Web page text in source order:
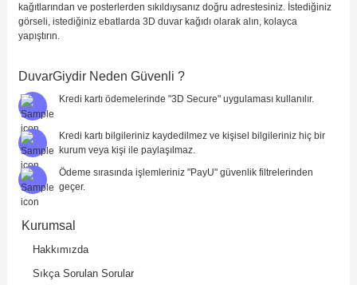
kağıtlarından ve posterlerden sıkıldıysanız doğru adrestesiniz. İstediğiniz
görseli, istediğiniz ebatlarda 3D duvar kağıdı olarak alın, kolayca
yapıştırın.
DuvarGiydir Neden Güvenli ?
Kredi kartı ödemelerinde "3D Secure" uygulaması kullanılır.
Kredi kartı bilgileriniz kaydedilmez ve kişisel bilgileriniz hiç bir
kurum veya kişi ile paylaşılmaz.
Ödeme sırasında işlemleriniz "PayU" güvenlik filtrelerinden
geçer.
Kurumsal
Hakkımızda
Sıkça Sorulan Sorular